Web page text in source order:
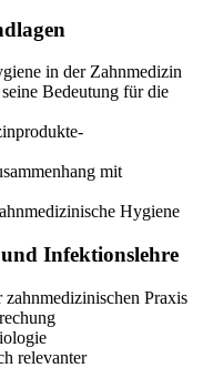
in der Zahnmedizin
Bedeutung für die
mit
Hygiene
Infektionslehre
Praxis
relevanter